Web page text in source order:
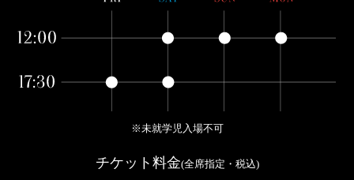
※未就学児入場不可
チケット料金(全席指定・税込)